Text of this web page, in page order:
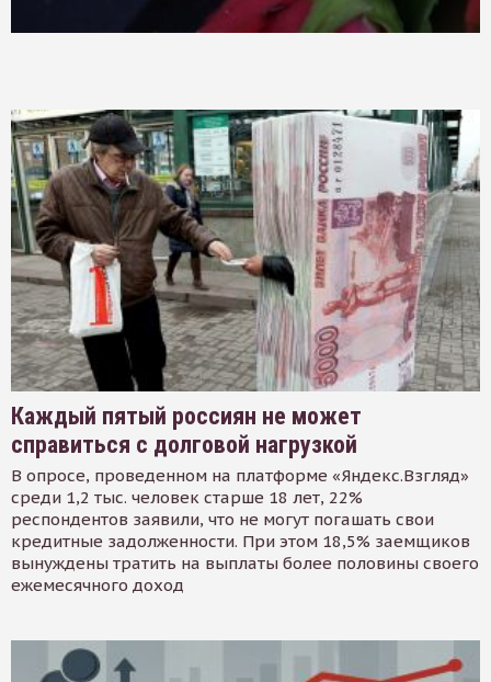
Каждый пятый россиян не может
справиться с долговой нагрузкой
В опросе, проведенном на платформе «Яндекс.Взгляд»
среди 1,2 тыс. человек старше 18 лет, 22%
респондентов заявили, что не могут погашать свои
кредитные задолженности. При этом 18,5% заемщиков
вынуждены тратить на выплаты более половины своего
ежемесячного доход